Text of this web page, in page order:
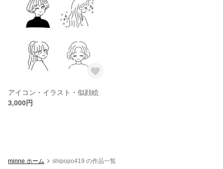
アイコン・イラスト・似顔絵
3,000円
minne ホーム shipopo419 の作品一覧